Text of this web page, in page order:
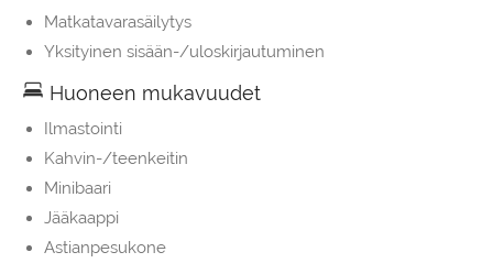
Matkatavarasäilytys
Yksityinen sisään-/uloskirjautuminen
Huoneen mukavuudet
Ilmastointi
Kahvin-/teenkeitin
Minibaari
Jääkaappi
Astianpesukone